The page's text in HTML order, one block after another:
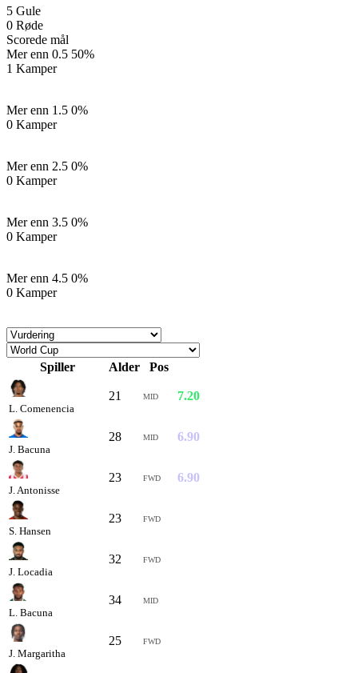
5 Gule
0 Røde
Scorede mål
Mer enn 0.5 50%
1 Kamper
Mer enn 1.5 0%
0 Kamper
Mer enn 2.5 0%
0 Kamper
Mer enn 3.5 0%
0 Kamper
Mer enn 4.5 0%
0 Kamper
Spiller Alder Pos
L. Comenencia
21 MID 7.20
J. Bacuna
28 MID 6.90
J. Antonisse
23 FWD 6.90
S. Hansen
23 FWD
J. Locadia
32 FWD
L. Bacuna
34 MID
J. Margaritha
25 FWD